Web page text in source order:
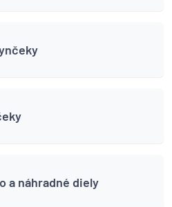
a náhradné diely